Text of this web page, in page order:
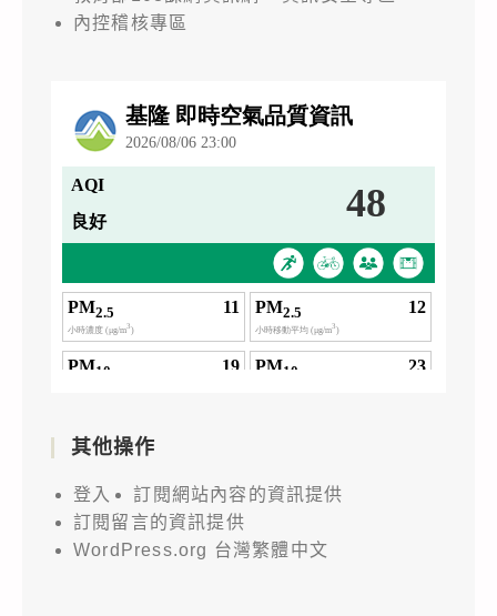
內控稽核專區
其他操作
登入
訂閱網站內容的資訊提供
訂閱留言的資訊提供
WordPress.org 台灣繁體中文